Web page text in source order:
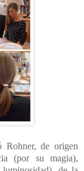
Rohner, de origen
(por su magia),